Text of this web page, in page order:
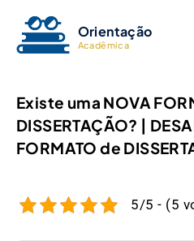
Orientação
Acadêmica
Existe uma NOVA
DISSERTAÇÃO? |
FORMATO de
5/5 - (5